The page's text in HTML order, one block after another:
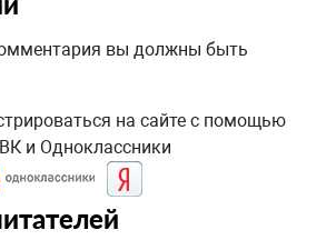
вы должны быть
на сайте с помощью
и Одноклассники